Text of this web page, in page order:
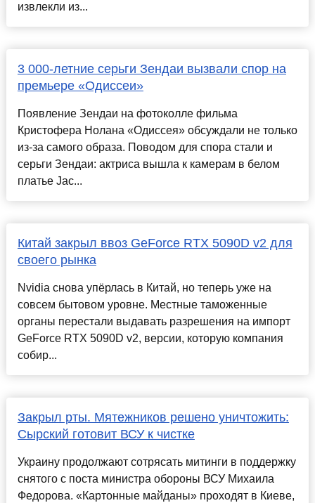
извлекли из...
3 000-летние серьги Зендаи вызвали спор на
премьере «Одиссеи»
Появление Зендаи на фотоколле фильма
Кристофера Нолана «Одиссея» обсуждали не только
из-за самого образа. Поводом для спора стали и
серьги Зендаи: актриса вышла к камерам в белом
платье Jac...
Китай закрыл ввоз GeForce RTX 5090D v2 для
своего рынка
Nvidia снова упёрлась в Китай, но теперь уже на
совсем бытовом уровне. Местные таможенные
органы перестали выдавать разрешения на импорт
GeForce RTX 5090D v2, версии, которую компания
собир...
Закрыл рты. Мятежников решено уничтожить:
Сырский готовит ВСУ к чистке
Украину продолжают сотрясать митинги в поддержку
снятого с поста министра обороны ВСУ Михаила
Федорова. «Картонные майданы» проходят в Киеве,